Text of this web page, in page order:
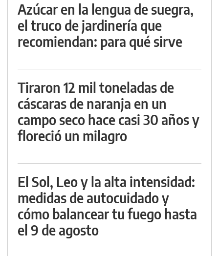
Azúcar en la lengua de suegra,
el truco de jardinería que
recomiendan: para qué sirve
Tiraron 12 mil toneladas de
cáscaras de naranja en un
campo seco hace casi 30 años y
floreció un milagro
El Sol, Leo y la alta intensidad:
medidas de autocuidado y
cómo balancear tu fuego hasta
el 9 de agosto